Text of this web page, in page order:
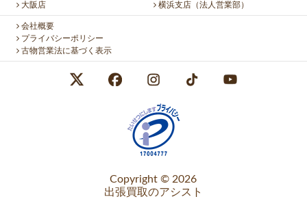
大阪店
横浜支店（法人営業部）
会社概要
プライバシーポリシー
古物営業法に基づく表示
Copyright © 2026
出張買取のアシスト